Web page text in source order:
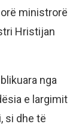
ministrorë
Hristijan
nga
e largimit
si dhe të